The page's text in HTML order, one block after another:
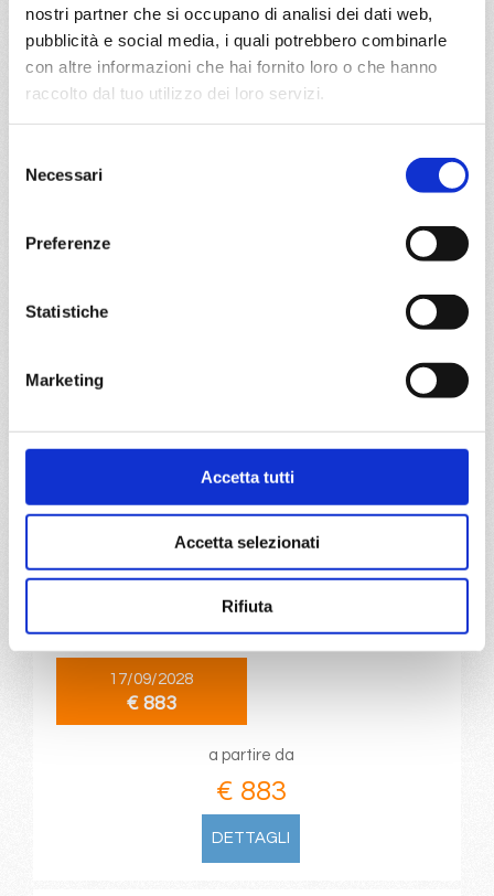
nostri partner che si occupano di analisi dei dati web,
pubblicità e social media, i quali potrebbero combinarle
con altre informazioni che hai fornito loro o che hanno
raccolto dal tuo utilizzo dei loro servizi.
delNecessari
Preferenze
Statistiche
Marketing
Accetta tutti
Accetta selezionati
Rifiuta
DETTAGLI
daKielconMSC Euribia
Kiel canal, Copenhagen, Hellesylt, Geiranger, Alesund,
DETTAGLI
daCopenhagenconMSC
Copenhagen, Hellesylt, Geiranger, Alesund, Flam, Kiel
17/09/2028
€ 883
a partire da
€ 883
DETTAGLI